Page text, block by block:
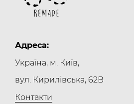
Адреса:
Україна, м. Київ,
вул. Кирилівська, 62В
Контакти